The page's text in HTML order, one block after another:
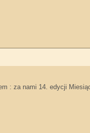
: za nami 14. edycji